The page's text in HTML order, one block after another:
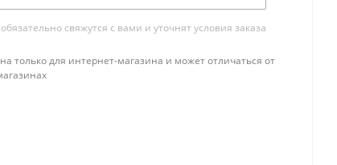
свяжутся с вами и уточнят условия заказа
только для интернет-магазина и может отличаться от